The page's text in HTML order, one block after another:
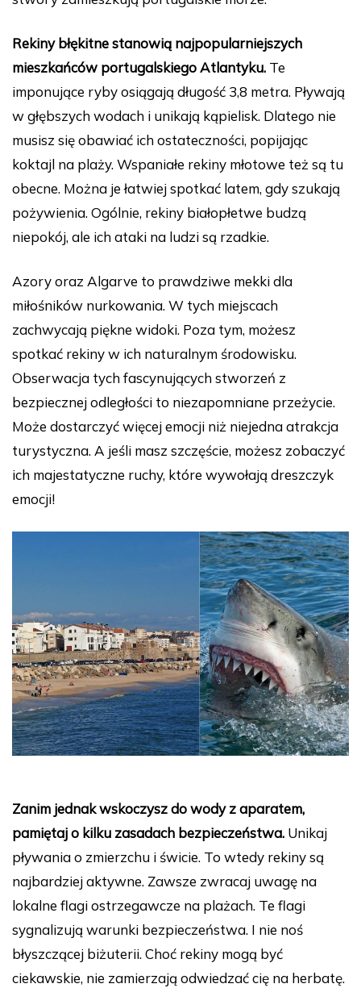
Rekiny błękitne stanowią najpopularniejszych
mieszkańców portugalskiego Atlantyku. Te
imponujące ryby osiągają długość 3,8 metra. Pływają
w głębszych wodach i unikają kąpielisk. Dlatego nie
musisz się obawiać ich ostateczności, popijając
koktajl na plaży. Wspaniałe rekiny młotowe też są tu
obecne. Można je łatwiej spotkać latem, gdy szukają
pożywienia. Ogólnie, rekiny białopłetwe budzą
niepokój, ale ich ataki na ludzi są rzadkie.
Azory oraz Algarve to prawdziwe mekki dla
miłośników nurkowania. W tych miejscach
zachwycają piękne widoki. Poza tym, możesz
spotkać rekiny w ich naturalnym środowisku.
Obserwacja tych fascynujących stworzeń z
bezpiecznej odległości to niezapomniane przeżycie.
Może dostarczyć więcej emocji niż niejedna atrakcja
turystyczna. A jeśli masz szczęście, możesz zobaczyć
ich majestatyczne ruchy, które wywołają dreszczyk
emocji!
Zanim jednak wskoczysz do wody z aparatem,
pamiętaj o kilku zasadach bezpieczeństwa. Unikaj
pływania o zmierzchu i świcie. To wtedy rekiny są
najbardziej aktywne. Zawsze zwracaj uwagę na
lokalne flagi ostrzegawcze na plażach. Te flagi
sygnalizują warunki bezpieczeństwa. I nie noś
błyszczącej biżuterii. Choć rekiny mogą być
ciekawskie, nie zamierzają odwiedzać cię na herbatę.